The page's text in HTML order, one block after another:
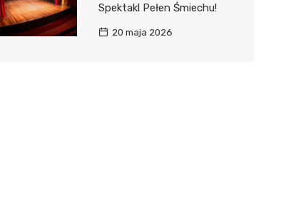
Spektakl Pełen Śmiechu!
20 maja 2026